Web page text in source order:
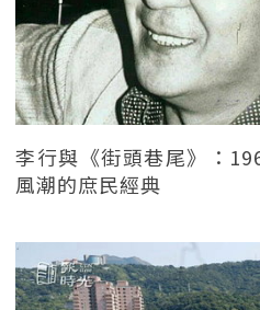
李行與《街頭巷尾》：
風潮的庶民經典